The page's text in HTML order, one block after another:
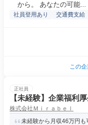
から。 あなたの可能...
社員登用あり 交通費支給
この
正社員
【未経験】企業福利
株式会社Ｍｉｒａｂｅｌ
未経験から月収46万円